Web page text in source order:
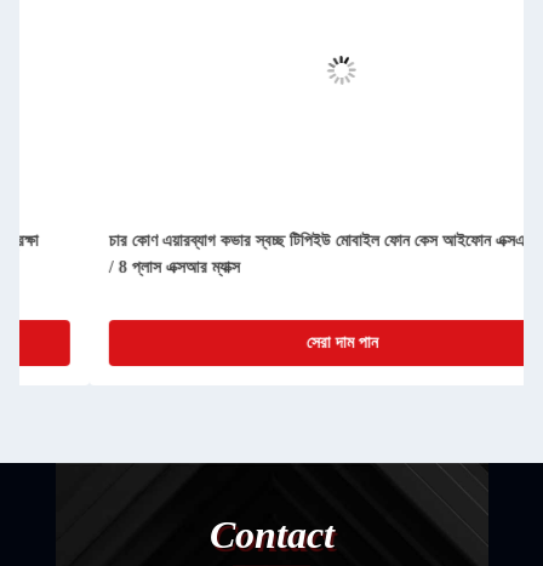
চার কোণ এয়ারব্যাগ কভার স্বচ্ছ টিপিইউ মোবাইল ফোন কেস আইফোন এক্সএস 6 / 7
/ 8 প্লাস এক্সআর ম্যাক্স
সেরা দাম পান
Contact